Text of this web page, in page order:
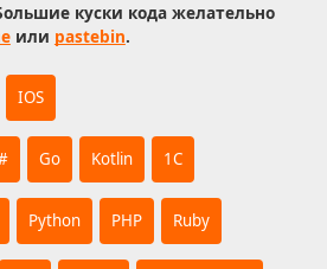
куски кода желательно
или pastebin.
IOS
Go Kotlin 1С
Python PHP Ruby